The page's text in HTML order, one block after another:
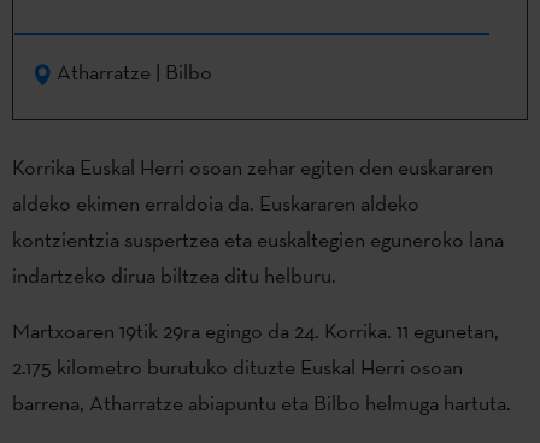
Atharratze | Bilbo
Korrika Euskal Herri osoan zehar egiten den euskararen
aldeko ekimen erraldoia da. Euskararen aldeko
kontzientzia suspertzea eta euskaltegien eguneroko lana
indartzeko dirua biltzea ditu helburu.
Martxoaren 19tik 29ra egingo da 24. Korrika. 11 egunetan,
2.175 kilometro burutuko dituzte Euskal Herri osoan
barrena, Atharratze abiapuntu eta Bilbo helmuga hartuta.